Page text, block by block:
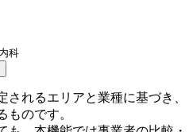
科
れるエリアと業種に基づき、
ものです。